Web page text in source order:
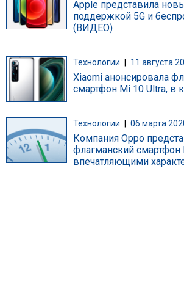
Apple представила
поддержкой 5G и
(ВИДЕО)
Технологии 11 августа
Xiaomi анонсировала
смартфон Mi 10 Ultra, в
Технологии 06 марта
Компания Oppo
флагманский смартфон
впечатляющими